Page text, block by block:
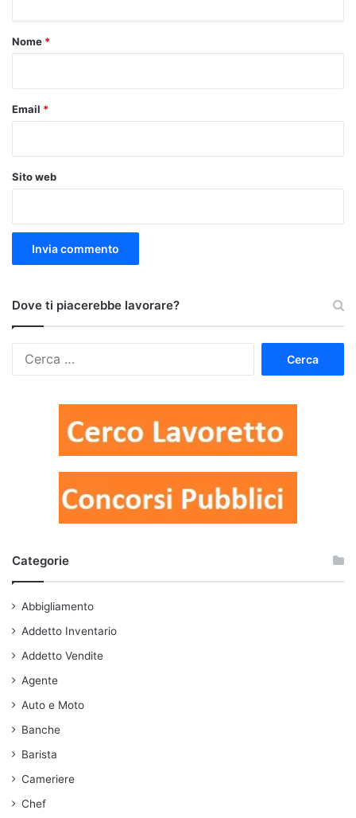
o
Nome *
Email *
Sito web
Dove ti piacerebbe lavorare?
Categorie
Abbigliamento
Addetto Inventario
Addetto Vendite
Agente
Auto e Moto
Banche
Barista
Cameriere
Chef